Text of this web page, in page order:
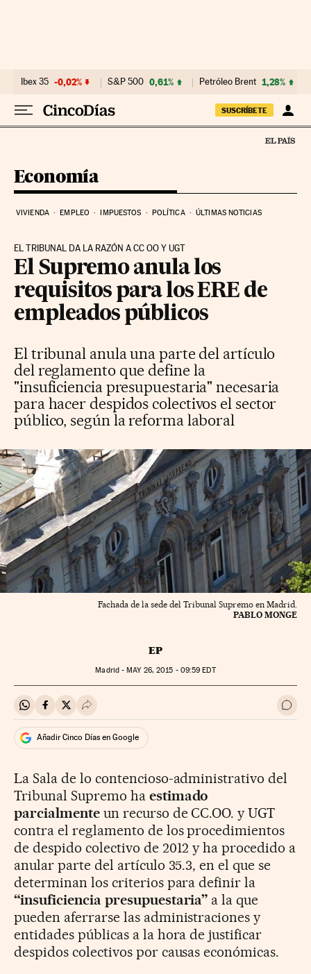
Ibex 35 -0,02% S&P 500 0,61% Petróleo Brent 1,28%
SUSCRÍBETE
Economía
VIVIENDA EMPLEO IMPUESTOS POLÍTICA ÚLTIMAS NOTICIAS
EL TRIBUNAL DA LA RAZÓN A CC OO Y UGT
El Supremo anula los
requisitos para los ERE de
empleados públicos
El tribunal anula una parte del artículo
del reglamento que define la
"insuficiencia presupuestaria" necesaria
para hacer despidos colectivos el sector
público, según la reforma laboral
Fachada de la sede del Tribunal Supremo en Madrid.
PABLO MONGE
EP
Madrid -MAY26, 2015 - 09:59 EDT
Compartir en Whatsapp
Compartir en Facebook
Compartir en Twitter
Desplegar Redes Sociales Ir a
Añadir Cinco Días en Google
La Sala de lo contencioso-administrativo del
Tribunal Supremo ha estimado
parcialmenteun recurso de CC.OO. y UGT
contra el reglamento de los procedimientos
de despido colectivo de 2012 y ha procedido a
anular parte del artículo 35.3, en el que se
determinan los criterios para definir la
“insuficiencia presupuestaria” a la que
pueden aferrarse las administraciones y
entidades públicas a la hora de justificar
despidos colectivos por causas económicas.